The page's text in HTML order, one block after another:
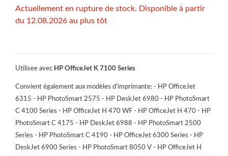
Actuellement en rupture de stock. Disponible à partir
du 12.08.2026 au plus tôt
Utilisee avec HP OfficeJet K 7100 Series
Convient également aux modèles d'imprimante: - HP OfficeJet
6315 - HP PhotoSmart 2575 - HP DeskJet 6980 - HP PhotoSmart
C 4100 Series - HP OfficeJet H 470 WF - HP OfficeJet H 470 - HP
PhotoSmart C 4175 - HP DeskJet 6988 - HP PhotoSmart 2500
Series - HP PhotoSmart C 4190 - HP OfficeJet 6300 Series - HP
DeskJet 6900 Series - HP PhotoSmart 8050 V - HP OfficeJet H